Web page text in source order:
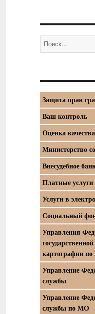
Искать:
Защита прав
Ваш контроль
Оценка
Министерство
Внесудебное
Платные услуги
Услуги в
Социальный
Управления
картографии
Управление
службы
Управление
службы по МО